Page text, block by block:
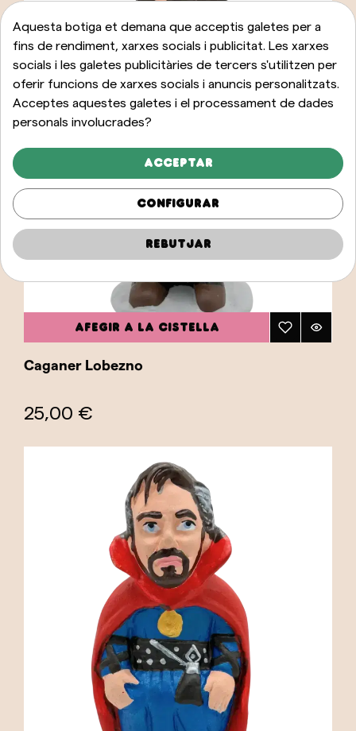
AFEGIR A LA CISTELLA
Caganer Lobezno
25,00 €
Aquesta botiga et demana que acceptis galetes per a
fins de rendiment, xarxes socials i publicitat. Les xarxes
socials i les galetes publicitàries de tercers s'utilitzen per
oferir funcions de xarxes socials i anuncis personalitzats.
Acceptes aquestes galetes i el processament de dades
personals involucrades?
Acceptar
Configurar
Rebutjar